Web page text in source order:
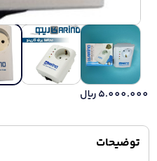
5.000.000ریال
توضیحات